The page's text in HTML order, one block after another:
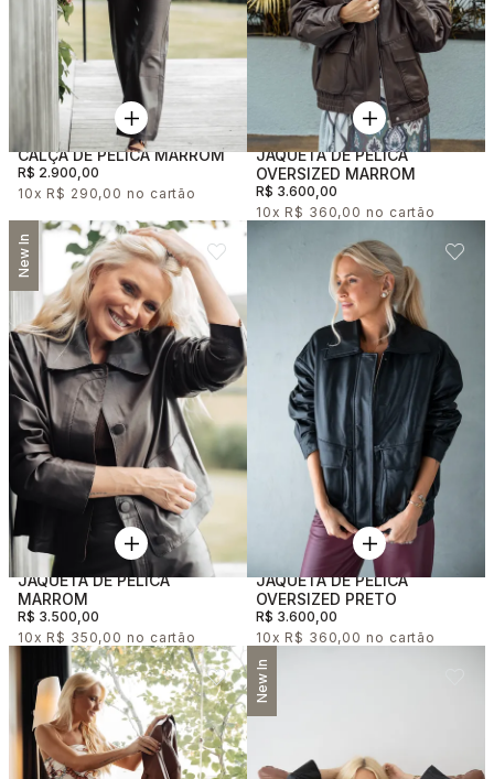
CALÇA DE PELICA MARROM
R$ 2.900,00
10x R$ 290,00
JAQUETA DE PELICA
OVERSIZED MARROM
R$ 3.600,00
10x R$ 360,00
New In
JAQUETA DE PELICA
MARROM
R$ 3.500,00
10x R$ 350,00
JAQUETA DE PELICA
OVERSIZED PRETO
R$ 3.600,00
10x R$ 360,00
New In